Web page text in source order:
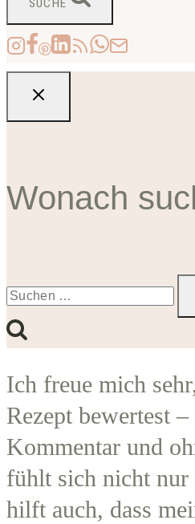
SUCHE
Wonach
Suchen
nach:
Ich freue mich
Rezept bewertest
Kommentar und
fühlt sich nicht nur
hilft auch, dass